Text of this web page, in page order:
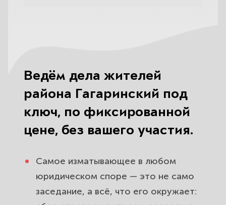
Ведём дела жителей
района Гагаринский под
ключ, по фиксированной
цене, без вашего участия.
Самое изматывающее в любом
юридическом споре — это не само
заседание, а всё, что его окружает: